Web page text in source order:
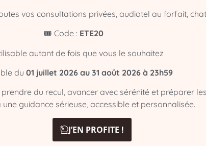
Ce que m’a dit la médium m’a aidée à
qui n’en sont pas.
vos consultations privées, audiotel au forfait,
🎟️ Code : ETE20
autant de fois que vous le souhaitez
du 01 juillet 2026 au 31 août 2026 à 23h59
prendre du recul, avancer avec sérénité et préparer
guidance sérieuse, accessible et personnalisée.
J’EN PROFITE !